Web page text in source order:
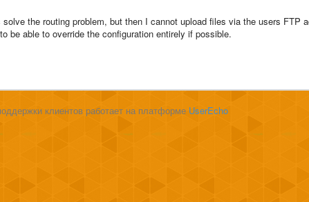
the routing problem, but then I cannot upload files via the users FTP
be able to override the configuration entirely if possible.
клиентов работает на платформе UserEcho